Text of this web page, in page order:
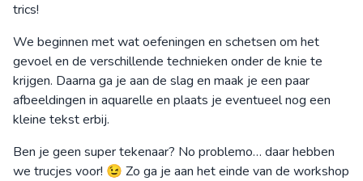
trics!
We beginnen met wat oefeningen en schetsen om het
gevoel en de verschillende technieken onder de knie te
krijgen. Daarna ga je aan de slag en maak je een paar
afbeeldingen in aquarelle en plaats je eventueel nog een
kleine tekst erbij.
Ben je geen super tekenaar? No problemo… daar hebben
we trucjes voor! 😉 Zo ga je aan het einde van de workshop